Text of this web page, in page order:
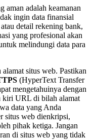
aman adalah keamanan
ingin data finansial
detail rekening bank,
yang profesional akan
melindungi data para
situs web. Pastikan
(HyperText Transfer
mengetahuinya dengan
kiri URL di bilah alamat
data yang Anda
situs web dienkripsi,
pihak ketiga. Jangan
di situs web yang tidak